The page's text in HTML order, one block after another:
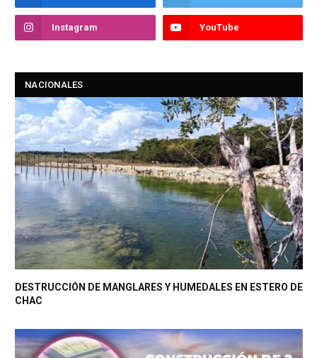
Instagram YouTube
NACIONALES
DESTRUCCIÓN DE MANGLARES Y HUMEDALES EN ESTERO DE
CHAC